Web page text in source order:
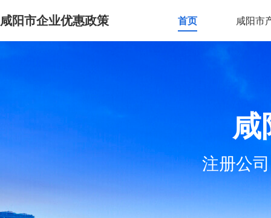
咸阳市企业优惠政策 首页 咸阳市
咸
注册公